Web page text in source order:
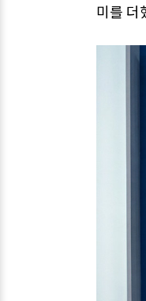
미를 더